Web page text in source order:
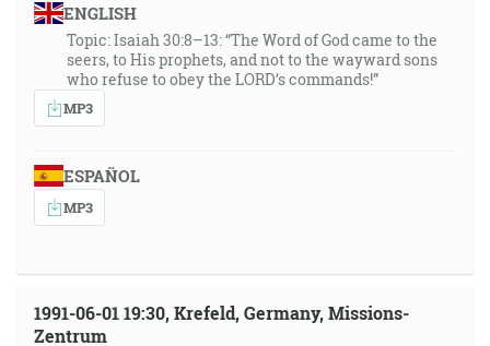
ENGLISH
Topic: Isaiah 30:8–13: “The Word of God came to the
seers, to His prophets, and not to the wayward sons
who refuse to obey the LORD’s commands!”
MP3
ESPAÑOL
MP3
1991-06-01 19:30, Krefeld, Germany, Missions-
Zentrum